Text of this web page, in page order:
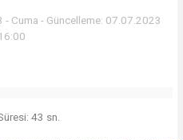
- Cuma - Güncelleme: 07.07.2023
43 sn.